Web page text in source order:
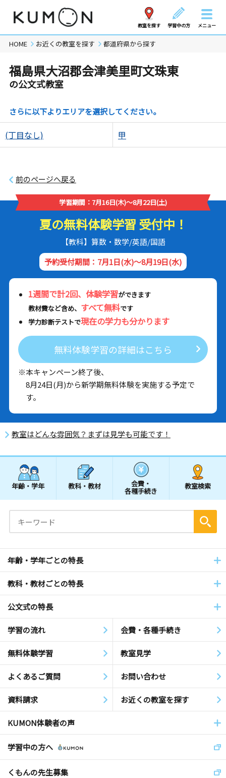
教室を探す 学習中の方 メニュー
HOME お近くの教室を探す 都道府県から探す
福島県大沼郡会津美里町文珠東
の公文式教室
さらに以下よりエリアを選択してください。
(丁目なし) 甲
前のページへ戻る
学習期間：7月16日(木)～8月22日(土)
夏の無料体験学習 受付中！
【教科】算数・数学/英語/国語
予約受付期間：7月1日(水)～8月19日(水)
1週間で計2回、体験学習ができます
教材費など含め、 すべて無料です
学力診断テストで現在の学力も分かります
無料体験学習の詳細はこちら
※本キャンペーン終了後、
8月24日(月)から新学期無料体験を実施する予定で
す。
教室はどんな雰囲気？まずは見学も可能です！
年齢・学年 教科・教材 会費・
各種手続き
教室検索
年齢・学年ごとの特長
教科・教材ごとの特長
公文式の特長
学習の流れ 会費・各種手続き
無料体験学習 教室見学
よくあるご質問 お問い合わせ
資料請求 お近くの教室を探す
KUMON体験者の声
学習中の方へ
くもんの先生募集